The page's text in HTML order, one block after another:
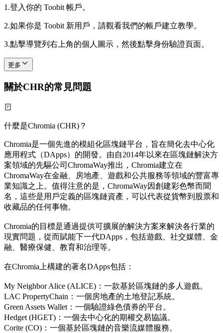
1.登入你的 Toobit 帳戶。
2.如果你是 Toobit 新用戶，請觀看我們的帳戶建立教學。
3.點擊導覽列右上角的個人圖示，然後點擊身份驗證頁面。
更多
關於CHR的常見問題
什麼是Chromia (CHR)？
Chromia是一個先進的模組化區塊鏈平台，旨在簡化去中心化
應用程式（DApps）的開發。由自2014年以來在區塊鏈解決方
案領域的先驅公司ChromaWay推出，Chromia建立在
ChromaWay在金融、房地產、遊戲和公共服務等領域的豐富專
業知識之上。值得注意的是，ChromaWay因創建彩色幣而聞
名，這些是用戶定義的區塊鏈資產，可以代表從貨幣到股票和
收藏品的任何事物。
Chromia的目標是通過提供可擴展的解決方案來解決各行業的
現實問題，從而賦能下一代DApps，包括遊戲、社交媒體、金
融、醫療保健、教育和治理等。
在Chromia上構建的著名DApps包括：
My Neighbor Alice (ALICE)：一款基於區塊鏈的多人遊戲。
LAC PropertyChain：一個房地產的土地登記系統。
Green Assets Wallet：一個驗證綠色債券的平台。
Hedget (HGET)：一個去中心化的期權交易協議。
Corite (CO)：一個基於區塊鏈的音樂流媒體服務。